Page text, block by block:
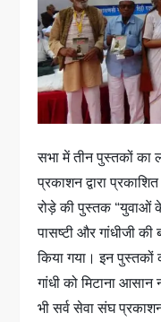
सभा में तीन पुस्तकों का
प्रकाशन द्वारा
रोड़े की पुस्तक “युवाओं
पासष्टी और गांधीजी
किया गया। इन पुस्तकों
गांधी को मिटाना
भी सर्व सेवा संघ